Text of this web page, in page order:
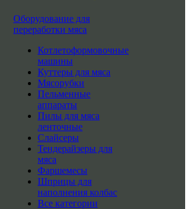
Оборудование для
переработки мяса
Котлетоформовочные
машины
Куттеры для мяса
Мясорубки
Пельменные
аппараты
Пилы для мяса
ленточные
Слайсеры
Тендерайзеры для
мяса
Фаршемесы
Шприцы для
наполнения колбас
Все категории